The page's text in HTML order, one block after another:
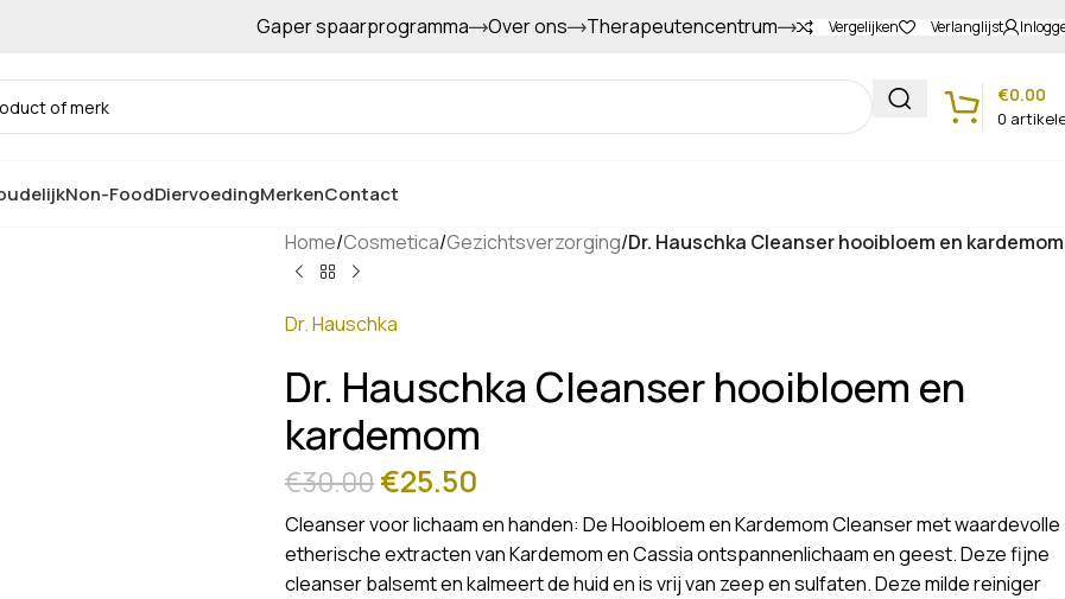
Gratis afhalen in de winkel Gapers sparen voor extra korting
Gaper spaarprogramma Over ons Therapeutencentrum Vergelijken Verlanglijst
0
€0.00
Non-FoodDiervoedingMerkenContact
Home/Cosmetica/Gezichtsverzorging/Dr. Hauschka Cleanser hooibloem en kardemom
Dr. Hauschka
Dr. Hauschka Cleanser hooibloem en
kardemom
€30.00€25.50
Cleanser voor lichaam en handen: De Hooibloem en Kardemom Cleanser met waardevolle
etherische extracten van Kardemom en Cassia ontspannenlichaam en geest. Deze fijne
cleanser balsemt en kalmeert de huid en is vrij van zeep en sulfaten. Deze milde reiniger